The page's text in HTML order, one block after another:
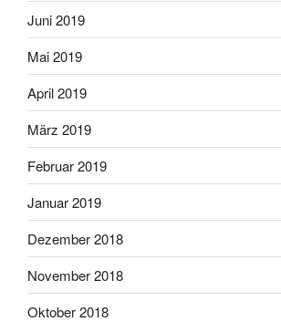
Juni 2019
Mai 2019
April 2019
März 2019
Februar 2019
Januar 2019
Dezember 2018
November 2018
Oktober 2018